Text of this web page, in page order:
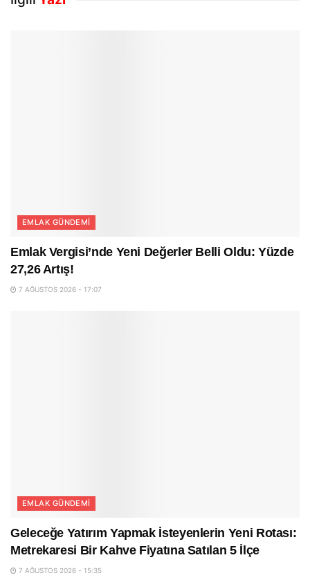
EMLAK GÜNDEMI
Emlak Vergisi’nde Yeni Değerler Belli Oldu: Yüzde
27,26 Artış!
7 AĞUSTOS 2026 - 17:07
EMLAK GÜNDEMI
Geleceğe Yatırım Yapmak İsteyenlerin Yeni Rotası:
Metrekaresi Bir Kahve Fiyatına Satılan 5 İlçe
7 AĞUSTOS 2026 - 15:35